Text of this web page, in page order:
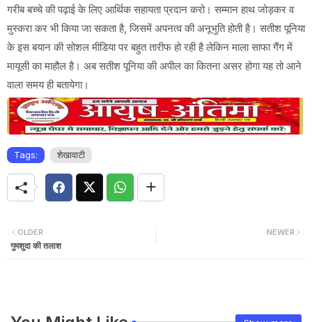
गरीब बच्चे की पढ़ाई के लिए आर्थिक सहायता प्रदान करो। सम्मान हाथ जोड़कर व
मुस्करा कर भी किया जा सकता है, जिसमें अपनत्व की अनूभुति होती है। सतीश पूनिया
के इस बयान की सोशल मीडिया पर बहुत तारीफ हो रही है लेकिन माला साफा गैंग में
मायूसी का माहौल है। अब सतीश पूनिया की अपील का कितना असर होगा यह तो आने
वाला समय ही बतायेगा।
Tags: शेखावाटी
NEWER
OLDER
गुमशुदा की तलाश